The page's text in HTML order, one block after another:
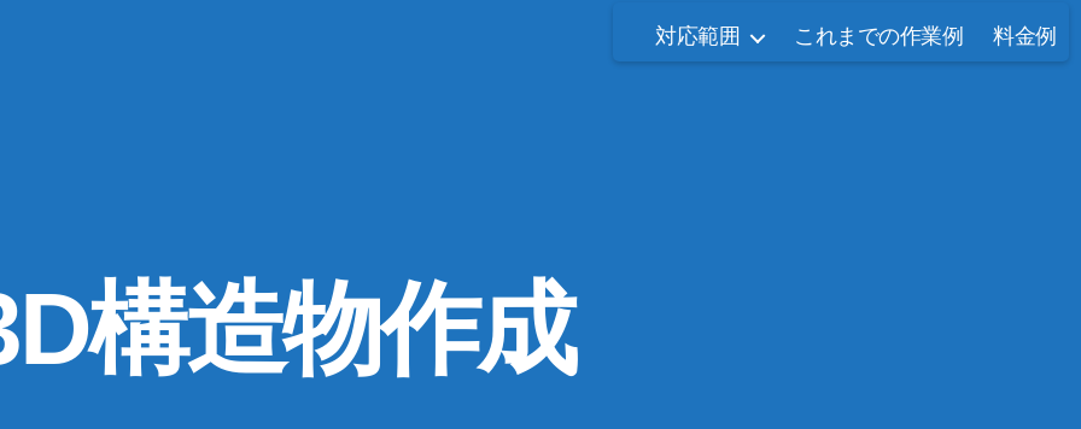
対応範囲 これまでの作業例 料金例
構造物作成